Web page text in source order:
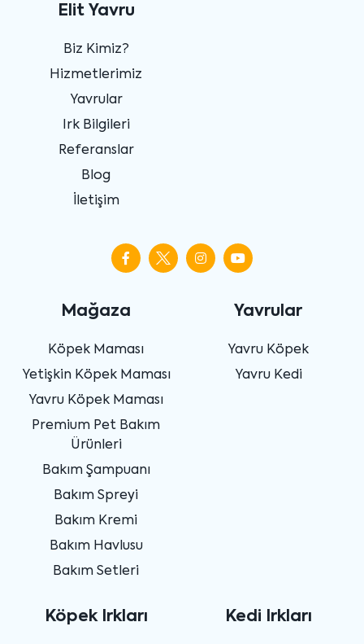
Elit Yavru
Biz Kimiz?
Hizmetlerimiz
Yavrular
Irk Bilgileri
Referanslar
Blog
İletişim
Mağaza
Köpek Maması
Yetişkin Köpek Maması
Yavru Köpek Maması
Premium Pet Bakım
Ürünleri
Bakım Şampuanı
Bakım Spreyi
Bakım Kremi
Bakım Havlusu
Bakım Setleri
Yavrular
Yavru Köpek
Yavru Kedi
Köpek Irkları Kedi Irkları